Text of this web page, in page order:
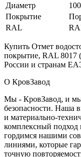
Диаметр
100
Покрытие
RAL
Купить Отмет
покрытие, RAL 8017
России и странам
О КровЗавод
Мы - КровЗавод, и мы
безопасности. Наша
и материально-
комплексный
гордимся нашими
линиями, которые
точную